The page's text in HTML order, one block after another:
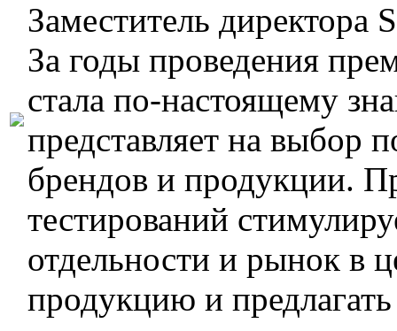
Заместитель директора
За годы проведения
стала по-настоящему
представляет на выбор
брендов и продукции.
тестирований
отдельности и рынок в
продукцию и